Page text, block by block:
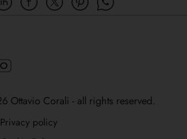
Ottavio Corali - all rights reserved.
Privacy policy